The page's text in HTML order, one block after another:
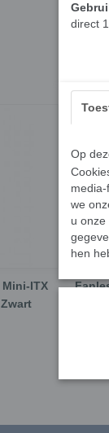
ITX
direct
Op
we
u
hen